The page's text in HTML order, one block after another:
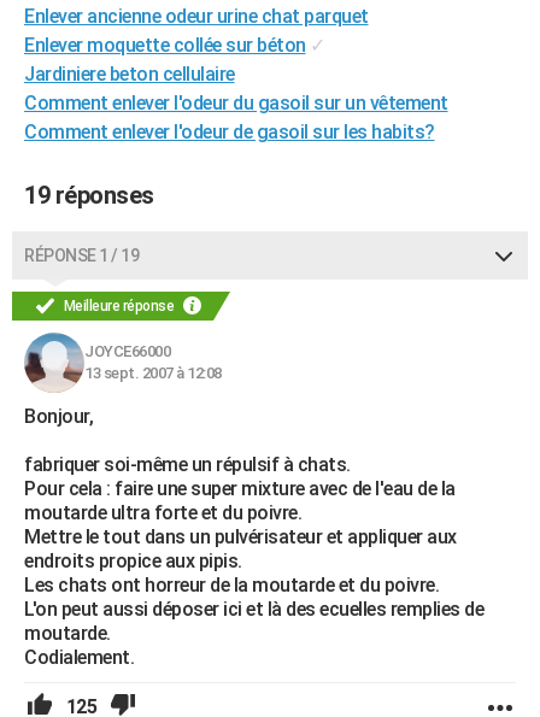
Carte de Noël
Carte Bonne année
Carte Saint-Valentin
Carte Pâques
Carte d'anniversaire
DICTIONNAIRE
Dictionnaire
Biographies
Citations
Expressions
Proverbes
PROGRAMME TV
Bricolage
Lifestyle
Culture
Sport
Auto
Television
Voyage
Cinema
Enlever ancienne odeur urine chat parquet
Enlever moquette collée sur béton ✓
Jardiniere beton cellulaire
Comment enlever l'odeur du gasoil sur un vêtement
Comment enlever l'odeur de gasoil sur les habits?
19 réponses
RÉPONSE 1 / 19
Meilleure réponse
JOYCE66000
13 sept. 2007 à 12:08
Bonjour,
fabriquer soi-même un répulsif à chats.
Pour cela : faire une super mixture avec de l'eau de la
moutarde ultra forte et du poivre.
Mettre le tout dans un pulvérisateur et appliquer aux
endroits propice aux pipis.
Les chats ont horreur de la moutarde et du poivre.
L'on peut aussi déposer ici et là des ecuelles remplies de
moutarde.
Codialement.
125